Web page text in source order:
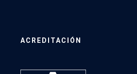
ACREDITACIÓN